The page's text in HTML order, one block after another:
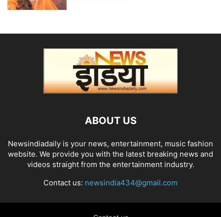
ABOUT US
Newsindiadaily is your news, entertainment, music fashion
website. We provide you with the latest breaking news and
videos straight from the entertainment industry.
Contact us: newsindia434@gmail.com